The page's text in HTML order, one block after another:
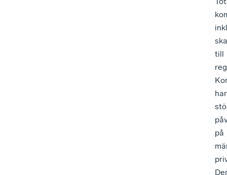
till
har
på